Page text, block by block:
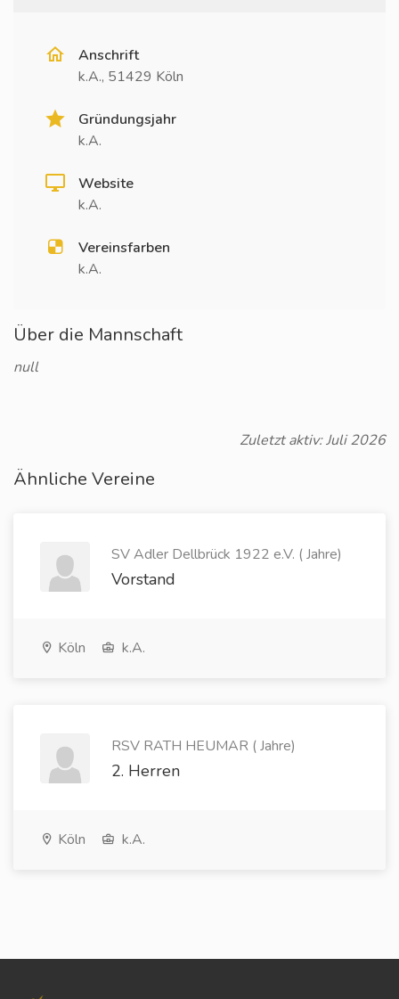
Anschrift
k.A., 51429 Köln
Gründungsjahr
k.A.
Website
k.A.
Vereinsfarben
k.A.
Über die Mannschaft
null
Zuletzt aktiv: Juli 2026
Ähnliche Vereine
SV Adler Dellbrück 1922 e.V. ( Jahre)
Vorstand
Köln k.A.
RSV RATH HEUMAR ( Jahre)
2. Herren
Köln k.A.